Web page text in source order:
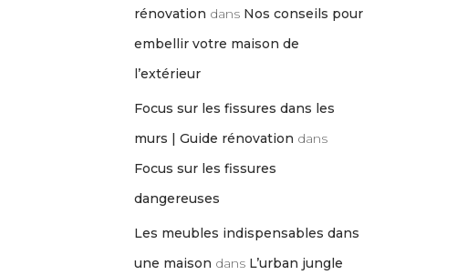
rénovation dans Nos conseils pour
embellir votre maison de
l’extérieur
Focus sur les fissures dans les
murs | Guide rénovation dans
Focus sur les fissures
dangereuses
Les meubles indispensables dans
une maison dans L’urban jungle